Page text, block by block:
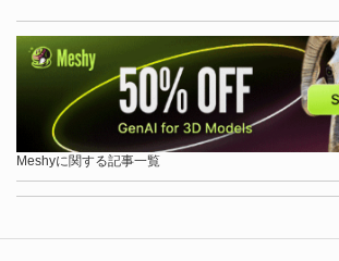
Meshyに関する記事一覧